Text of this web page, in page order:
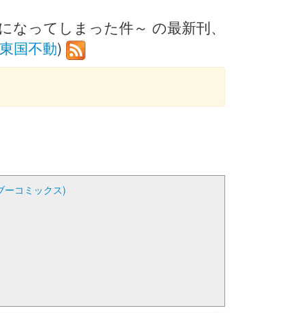
ってしまった件～ の最新刊、
東国不動)
ーコミックス)